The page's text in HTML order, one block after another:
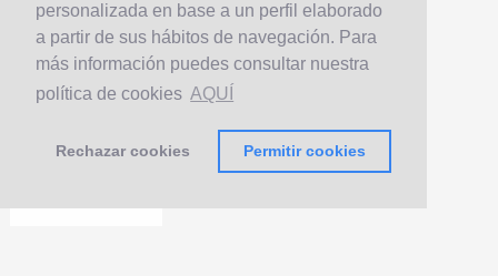
personalizada en base a un perfil elaborado
a partir de sus hábitos de navegación. Para
más información puedes consultar nuestra
política de cookies AQUÍ
Rechazar cookies Permitir cookies